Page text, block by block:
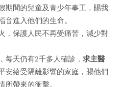
期間的兒童及青少年事工，賜我
進入他們的生命。
，保護人民不再受痛苦，減少對
每天仍有2千多人確診， 求主醫
安給受隔離影響的家庭，賜他們
帶來的衝擊。